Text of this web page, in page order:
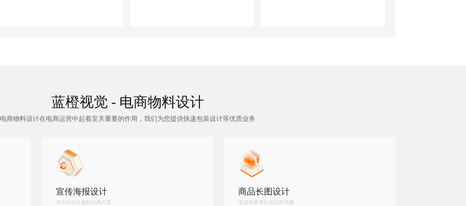
蓝橙视觉 - 电商物料设计
电商物料设计在电商运营中起着至关重要的作用，我们为您提供快递包装设计等优质业务
宣传海报设计
突出活动主题和优惠力度
商品长图设计
促进销量增长和品牌传播